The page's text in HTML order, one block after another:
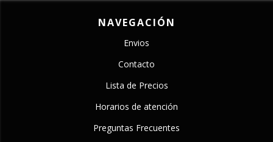
NAVEGACIÓN
Envios
Contacto
Lista de Precios
Horarios de atención
Preguntas Frecuentes